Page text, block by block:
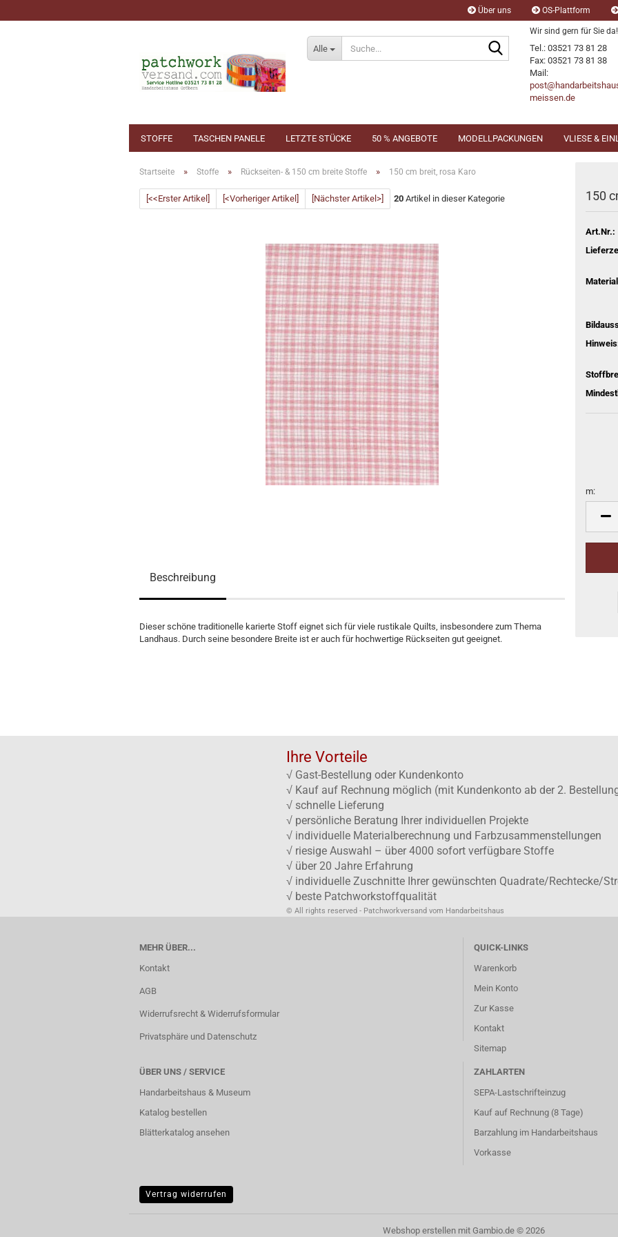
Über uns OS-Plattform
Alle
Wir sind gern für Sie da!
Tel.: 03521 73 81 28
Fax: 03521 73 81 38
Mail:
meissen.de
STOFFE TASCHEN PANELE LETZTE STÜCKE 50 % ANGEBOTE MODELLPACKUNGEN VLIESE &
Startseite » Stoffe » Rückseiten- & 150 cm breite Stoffe » 150 cm breit, rosa Karo
[<<Erster Artikel] [<Vorheriger Artikel] [Nächster Artikel>] 20 Artikel in dieser Kategorie 150
Art.Nr.:
m:
Beschreibung
Dieser schöne traditionelle karierte Stoff eignet sich für viele rustikale Quilts, insbesondere zum Thema
Landhaus. Durch seine besondere Breite ist er auch für hochwertige Rückseiten gut geeignet.
Ihre Vorteile
√ Gast-Bestellung oder Kundenkonto
√ Kauf auf Rechnung möglich (mit Kundenkonto ab der 2.
√ schnelle Lieferung
√ persönliche Beratung Ihrer individuellen Projekte
√ individuelle Materialberechnung und Farbzusammenstellungen
√ riesige Auswahl – über 4000 sofort verfügbare Stoffe
√ über 20 Jahre Erfahrung
√ individuelle Zuschnitte Ihrer gewünschten Quadrate/Rechtecke/
√ beste Patchworkstoffqualität
© All rights reserved - Patchworkversand vom Handarbeitshaus
MEHR ÜBER...
Kontakt
AGB
Widerrufsrecht & Widerrufsformular
Privatsphäre und Datenschutz
QUICK-LINKS
Warenkorb
Mein Konto
Zur Kasse
Kontakt
Sitemap
ÜBER UNS / SERVICE
Handarbeitshaus & Museum
Katalog bestellen
Blätterkatalog ansehen
ZAHLARTEN
SEPA-Lastschrifteinzug
Kauf auf Rechnung (8 Tage)
Barzahlung im Handarbeitshaus
Vorkasse
Vertrag widerrufen
Webshop erstellenmit Gambio.de © 2026